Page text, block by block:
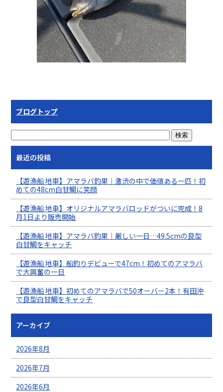
ブログトップ
最近の投稿
【遊漁船 地車】アマラバ釣果｜激渋の中で価値ある一匹！初
めての48cm白甘鯛に笑顔
【遊漁船 地車】オリジナルアマラバロッドがついに完成！8
月1日より販売開始
【遊漁船 地車】アマラバ釣果｜厳しい一日…49.5cmの良型
白甘鯛をキャッチ
【遊漁船 地車】船釣りデビューで47cm！初めてのアマラバ
で大興奮の一日
【遊漁船 地車】初めてのアマラバで50オーバー2本！有田沖
で良型白甘鯛をキャッチ
アーカイブ
2026年8月
2026年7月
2026年6月